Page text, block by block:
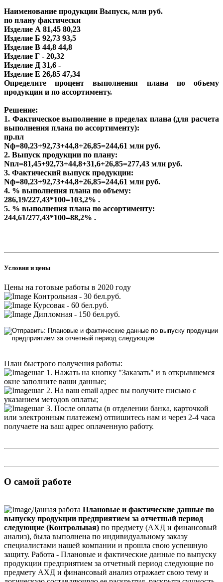
Наименование продукции Выпуск, млн руб.
по плану фактически
Изделие А 81,45 80,23
Изделие Б 92,73 93,5
Изделие В 44,8 44,8
Изделие Г - 20,32
Изделие Д 31,6 -
Изделие Е 26,85 47,34
Определите процент выполнения плана по объему
продукции и по ассортименту.
Решение:
1. Фактическое выполнение в пределах плана (для расчета
выполнения плана по ассортименту):
пр.пл
Nф=80,23+92,73+44,8+26,85=244,61 млн руб.
2. Выпуск продукции по плану:
Nпл=81,45+92,73+44,8+31,6+26,85=277,43 млн руб.
3. Фактический выпуск продукции:
Nф=80,23+92,73+44,8+26,85=244,61 млн руб.
4. % выполнения плана по объему:
286,19/227,43*100=103,2% .
5. % выполнения плана по ассортименту:
244,61/277,43*100=88,2% .
Условия и цены
Цены на готовые работы в 2020 году
Контрольная - 30 бел.руб.
Курсовая - 60 бел.руб.
Дипломная - 150 бел.руб.
План быстрого получения работы:
шаг 1. Нажать на кнопку "Заказать" и в открывшемся
окне заполните ваши данные;
шаг 2. На ваш email адрес вы получите письмо с
указанием методов оплаты;
шаг 3. После оплаты (в отделении банка, карточкой
или электронным платежем) отпишитесь нам и через 2-4 часа
получаете на ваш адрес оплаченную работу.
О самой работе
Данная работа Плановые и фактические данные по
выпуску продукции предприятием за отчетный период
следующие (Контрольная) по предмету (АХД и финансовый
анализ), была выполнена по индивидуальному заказу
специалистами нашей компании и прошла свою успешную
защиту. Работа - Плановые и фактические данные по выпуску
продукции предприятием за отчетный период следующие по
предмету АХД и финансовый анализ отражает свою тему и